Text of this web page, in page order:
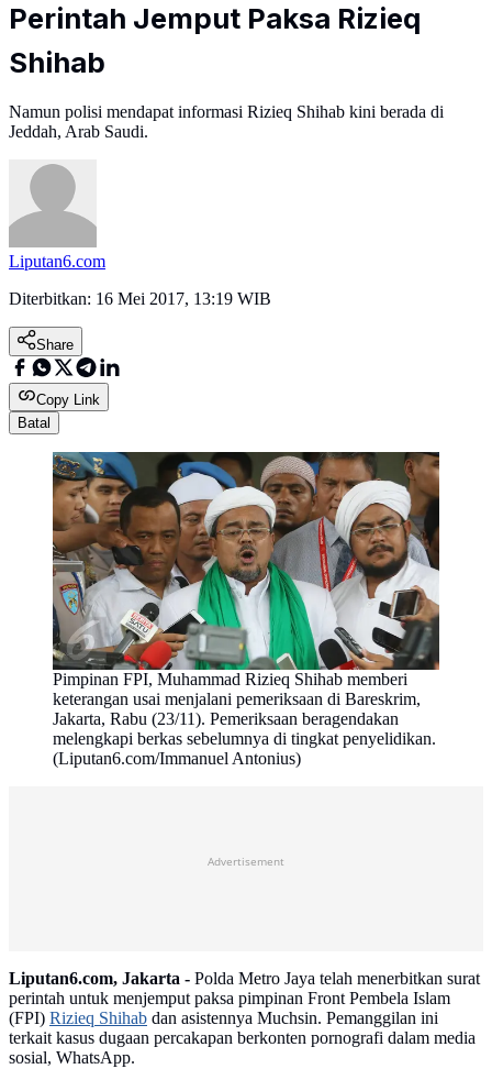
Perintah Jemput Paksa Rizieq
Shihab
Namun polisi mendapat informasi Rizieq Shihab kini berada di
Jeddah, Arab Saudi.
Liputan6.com
Diterbitkan: 16 Mei 2017, 13:19 WIB
Share
Copy Link
Batal
Pimpinan FPI, Muhammad Rizieq Shihab memberi
keterangan usai menjalani pemeriksaan di Bareskrim,
Jakarta, Rabu (23/11). Pemeriksaan beragendakan
melengkapi berkas sebelumnya di tingkat penyelidikan.
(Liputan6.com/Immanuel Antonius)
Advertisement
Liputan6.com, Jakarta - Polda Metro Jaya telah menerbitkan surat
perintah untuk menjemput paksa pimpinan Front Pembela Islam
(FPI) Rizieq Shihab dan asistennya Muchsin. Pemanggilan ini
terkait kasus dugaan percakapan berkonten pornografi dalam media
sosial, WhatsApp.